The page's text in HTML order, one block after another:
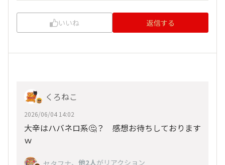
いいね 返信する
くろねこ
2026/06/04 14:02
大辛はハバネロ系🤔？ 感想お待ちしております
ｗ
、 他2人がリアクション